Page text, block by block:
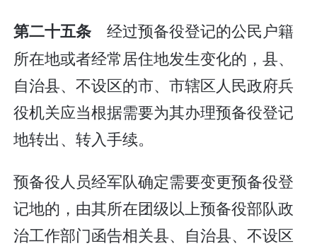
第二十五条经过预备役登记的公民户籍
所在地或者经常居住地发生变化的，县、
自治县、不设区的市、市辖区人民政府兵
役机关应当根据需要为其办理预备役登记
地转出、转入手续。
预备役人员经军队确定需要变更预备役登
记地的，由其所在团级以上预备役部队政
治工作部门函告相关县、自治县、不设区